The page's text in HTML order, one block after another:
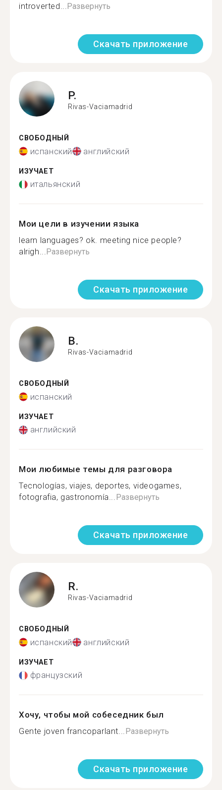
introverted...Развернуть
Скачать приложение
P.
Rivas-Vaciamadrid
СВОБОДНЫЙ
испанский английский
ИЗУЧАЕТ
итальянский
Мои цели в изучении языка
learn languages? ok. meeting nice people?
alrigh...Развернуть
Скачать приложение
B.
Rivas-Vaciamadrid
СВОБОДНЫЙ
испанский
ИЗУЧАЕТ
английский
Мои любимые темы для разговора
Tecnologías, viajes, deportes, videogames,
fotografia, gastronomía...Развернуть
Скачать приложение
R.
Rivas-Vaciamadrid
СВОБОДНЫЙ
испанский английский
ИЗУЧАЕТ
французский
Хочу, чтобы мой собеседник был
Gente joven francoparlant...Развернуть
Скачать приложение